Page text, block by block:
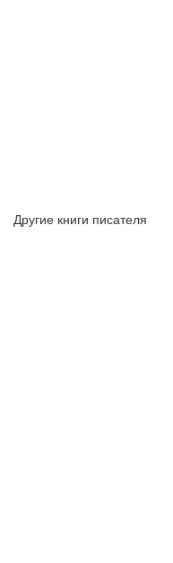
Другие книги писателя